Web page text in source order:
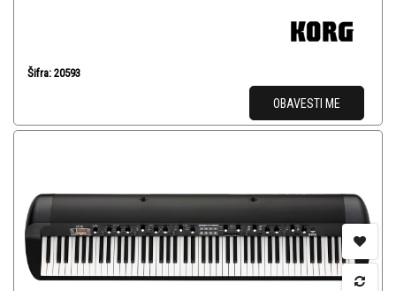
Šifra: 20593
OBAVESTI ME